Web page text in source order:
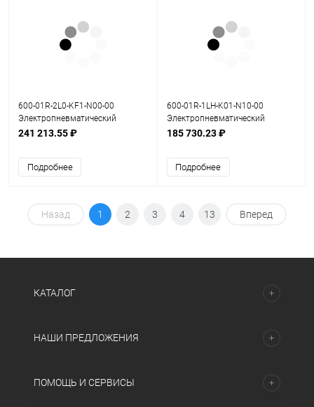
600-01R-2L0-KF1-N00-00
Электропневматический
позиционер серия 600
241 213.55 ₽
Подробнее
600-01R-1LH-K01-N10-00
Электропневматический
позиционер серия 600
185 730.23 ₽
Подробнее
Назад 1 2 3 4 13 Вперед
КАТАЛОГ
НАШИ ПРЕДЛОЖЕНИЯ
ПОМОЩЬ И СЕРВИСЫ